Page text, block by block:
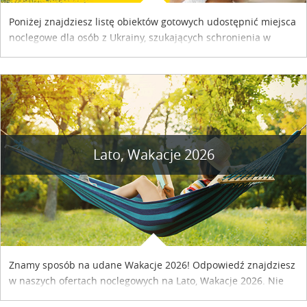
Poniżej znajdziesz listę obiektów gotowych udostępnić miejsca
noclegowe dla osób z Ukrainy, szukających schronienia w
Lato, Wakacje 2026
Znamy sposób na udane Wakacje 2026! Odpowiedź znajdziesz
w naszych ofertach noclegowych na Lato, Wakacje 2026. Nie